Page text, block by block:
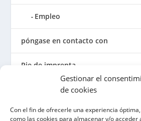
Gestionar el
de cookies
Con el fin de ofrecerle una experiencia
como las cookies para almacenar y/o acceder
Empleo
póngase en contacto con
Pie de imprenta
Condiciones generales
Política de privacidad